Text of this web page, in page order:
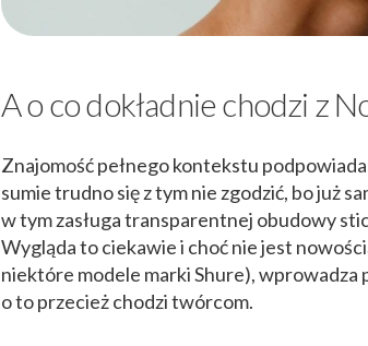
A o co dokładnie chodzi z
Znajomość pełnego kontekstu
sumie trudno się z tym nie zgodzić, bo już
w tym zasługa transparentnej obudowy
Wygląda to ciekawie i choć nie jest
niektóre modele marki Shure), wprowadza
o to przecież chodzi twórcom.